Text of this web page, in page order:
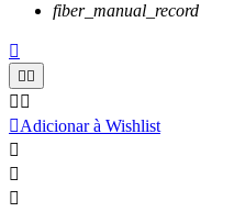
fiber_manual_record

 
 
Adicionar à Wishlist


